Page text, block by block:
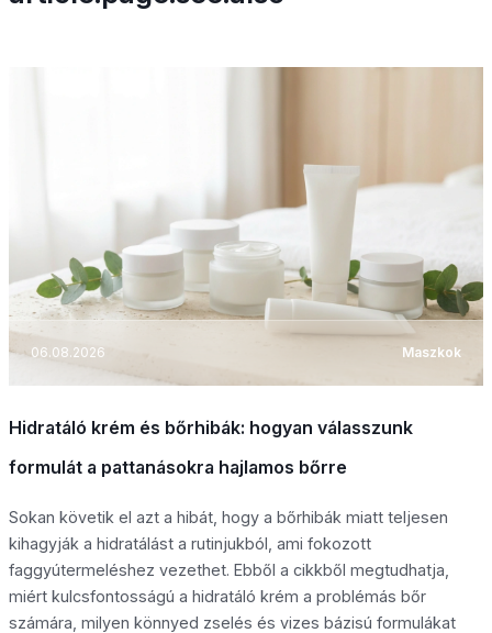
06.08.2026 Maszkok
Hidratáló krém és bőrhibák: hogyan válasszunk
formulát a pattanásokra hajlamos bőrre
Sokan követik el azt a hibát, hogy a bőrhibák miatt teljesen
kihagyják a hidratálást a rutinjukból, ami fokozott
faggyútermeléshez vezethet. Ebből a cikkből megtudhatja,
miért kulcsfontosságú a hidratáló krém a problémás bőr
számára, milyen könnyed zselés és vizes bázisú formulákat